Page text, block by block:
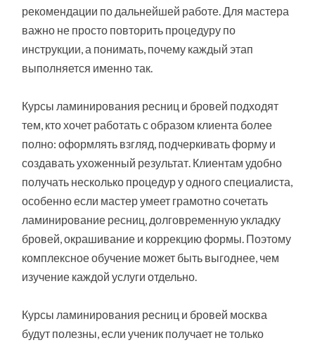
рекомендации по дальнейшей работе. Для мастера
важно не просто повторить процедуру по
инструкции, а понимать, почему каждый этап
выполняется именно так.
Курсы ламинирования ресниц и бровей подходят
тем, кто хочет работать с образом клиента более
полно: оформлять взгляд, подчеркивать форму и
создавать ухоженный результат. Клиентам удобно
получать несколько процедур у одного специалиста,
особенно если мастер умеет грамотно сочетать
ламинирование ресниц, долговременную укладку
бровей, окрашивание и коррекцию формы. Поэтому
комплексное обучение может быть выгоднее, чем
изучение каждой услуги отдельно.
Курсы ламинирования ресниц и бровей москва
будут полезны, если ученик получает не только